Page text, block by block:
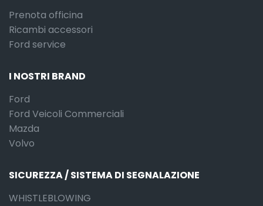
Prenota officina
Ricambi accessori
Ford service
I NOSTRI BRAND
Ford
Ford Veicoli Commerciali
Mazda
Volvo
SICUREZZA / SISTEMA DI SEGNALAZIONE
WHISTLEBLOWING